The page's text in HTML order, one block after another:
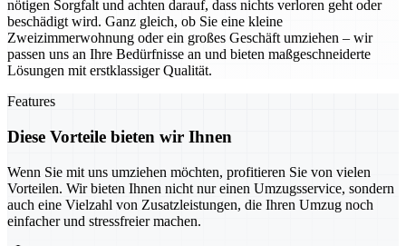
nötigen Sorgfalt und achten darauf, dass nichts verloren geht oder
beschädigt wird. Ganz gleich, ob Sie eine kleine
Zweizimmerwohnung oder ein großes Geschäft umziehen – wir
passen uns an Ihre Bedürfnisse an und bieten maßgeschneiderte
Lösungen mit erstklassiger Qualität.
Features
Diese Vorteile bieten wir Ihnen
Wenn Sie mit uns umziehen möchten, profitieren Sie von vielen
Vorteilen. Wir bieten Ihnen nicht nur einen Umzugsservice, sondern
auch eine Vielzahl von Zusatzleistungen, die Ihren Umzug noch
einfacher und stressfreier machen.